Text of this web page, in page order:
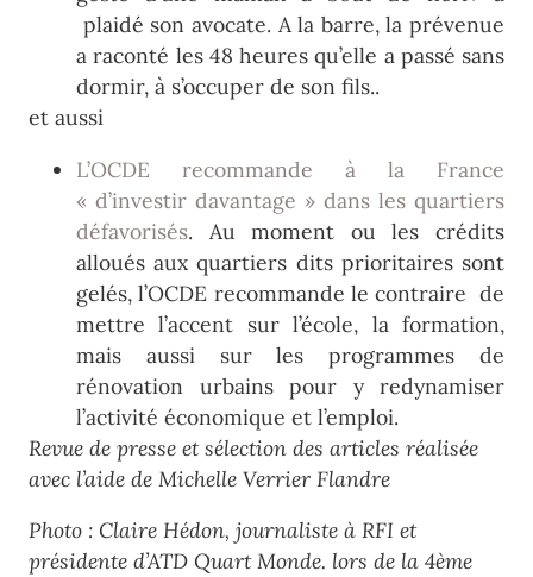
plaidé son avocate. A la barre, la prévenue
a raconté les 48 heures qu’elle a passé sans
dormir, à s’occuper de son fils..
et aussi
L’OCDE recommande à la France
« d’investir davantage » dans les quartiers
défavorisés. Au moment ou les crédits
alloués aux quartiers dits prioritaires sont
gelés, l’OCDE recommande le contraire de
mettre l’accent sur l’école, la formation,
mais aussi sur les programmes de
rénovation urbains pour y redynamiser
l’activité économique et l’emploi.
Revue de presse et sélection des articles réalisée
avec l’aide de Michelle Verrier Flandre
Photo : Claire Hédon, journaliste à RFI et
présidente d’ATD Quart Monde. lors de la 4ème